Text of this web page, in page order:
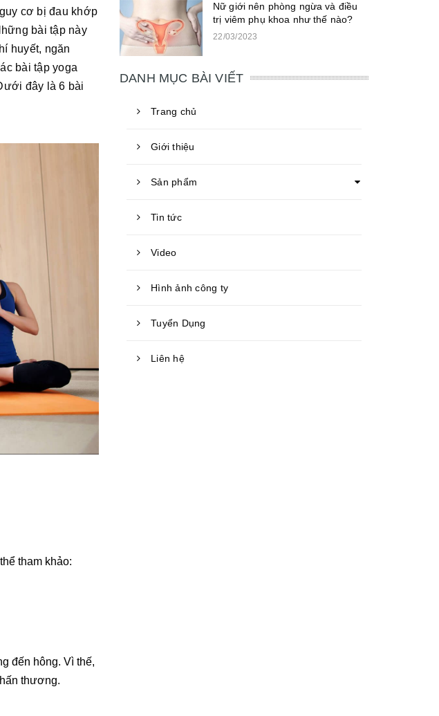
cơ bị đau khớp
bài tập này
huyết, ngăn
bài tập yoga
đây là 6 bài
tham khảo:
đến hông. Vì thế,
thương.
Nữ giới nên phòng ngừa và điều
trị viêm phụ khoa như thế nào?
22/03/2023
DANH MỤC BÀI VIẾT
Trang chủ
Giới thiệu
Sản phẩm
Tin tức
Video
Hình ảnh công ty
Tuyển Dụng
Liên hệ